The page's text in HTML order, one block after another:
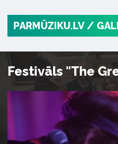
PARMŪZIKU.LV /
Festivāls "The